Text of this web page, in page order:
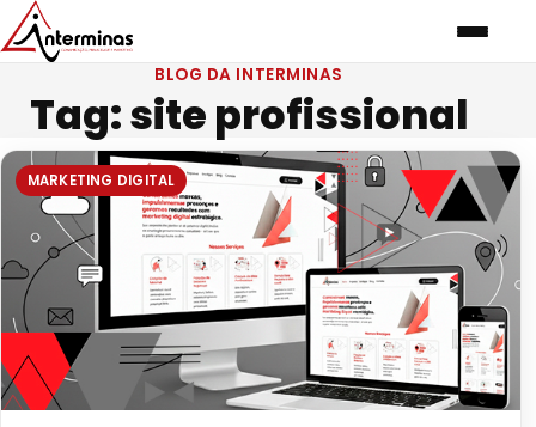
BLOG DA INTERMINAS
Tag:site profissional
MARKETING DIGITAL